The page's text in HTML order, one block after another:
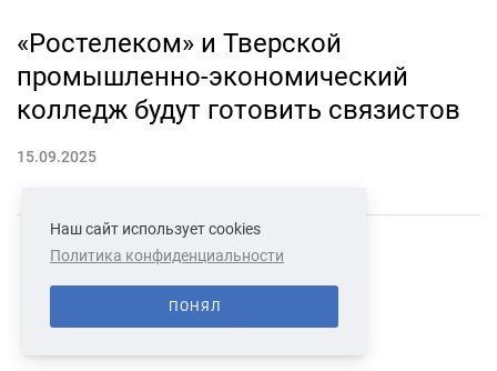
«Ростелеком» и Тверской
промышленно-экономический
колледж будут готовить связистов
15.09.2025
СВЯЗАТЬСЯ С НАМИ О НАС
Наш сайт использует cookies
Политика конфиденциальности
ПОНЯЛ